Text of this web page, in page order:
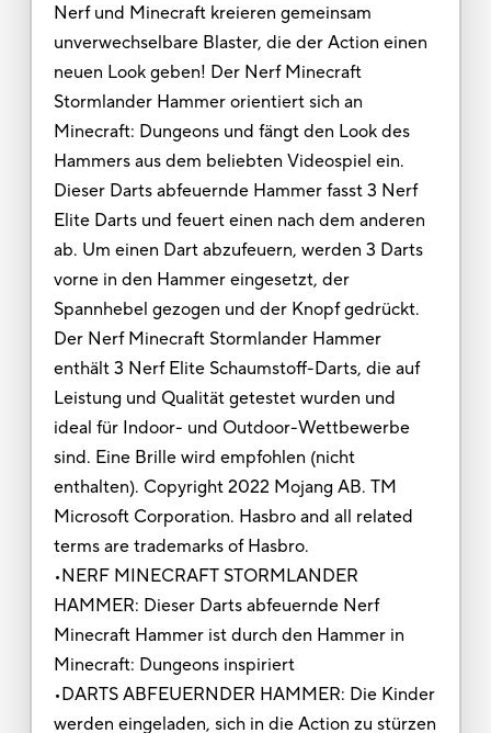
Nerf und Minecraft kreieren gemeinsam
unverwechselbare Blaster, die der Action einen
neuen Look geben! Der Nerf Minecraft
Stormlander Hammer orientiert sich an
Minecraft: Dungeons und fängt den Look des
Hammers aus dem beliebten Videospiel ein.
Dieser Darts abfeuernde Hammer fasst 3 Nerf
Elite Darts und feuert einen nach dem anderen
ab. Um einen Dart abzufeuern, werden 3 Darts
vorne in den Hammer eingesetzt, der
Spannhebel gezogen und der Knopf gedrückt.
Der Nerf Minecraft Stormlander Hammer
enthält 3 Nerf Elite Schaumstoff-Darts, die auf
Leistung und Qualität getestet wurden und
ideal für Indoor- und Outdoor-Wettbewerbe
sind. Eine Brille wird empfohlen (nicht
enthalten). Copyright 2022 Mojang AB. TM
Microsoft Corporation. Hasbro and all related
terms are trademarks of Hasbro.
•NERF MINECRAFT STORMLANDER
HAMMER: Dieser Darts abfeuernde Nerf
Minecraft Hammer ist durch den Hammer in
Minecraft: Dungeons inspiriert
•DARTS ABFEUERNDER HAMMER: Die Kinder
werden eingeladen, sich in die Action zu stürzen